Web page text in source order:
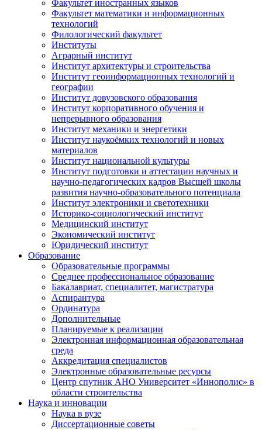
Факультет иностранных языков
Факультет математики и информационных
технологий
Филологический факультет
Институты
Аграрный институт
Институт архитектуры и строительства
Институт геоинформационных технологий и
географии
Институт довузовского образования
Институт корпоративного обучения и
непрерывного образования
Институт механики и энергетики
Институт наукоёмких технологий и новых
материалов
Институт национальной культуры
Институт подготовки и аттестации научных и
научно-педагогических кадров Высшей школы
развития научно-образовательного потенциала
Институт электроники и светотехники
Историко-социологический институт
Медицинский институт
Экономический институт
Юридический институт
Образование
Образовательные программы
Среднее профессиональное образование
Бакалавриат, специалитет, магистратура
Аспирантура
Ординатура
Дополнительные
Планируемые к реализации
Электронная информационная образовательная
среда
Аккредитация специалистов
Электронные образовательные ресурсы
Центр спутник АНО Университет «Иннополис» в
области строительства
Наука и инновации
Наука в вузе
Диссертационные советы